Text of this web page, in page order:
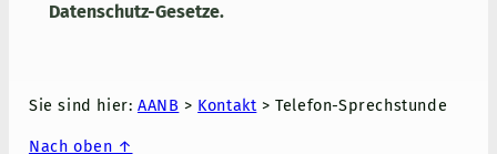
Datenschutz-Gesetze.
Sie sind hier: AANB > Kontakt >Telefon-Sprechstunde
Nach oben ↑